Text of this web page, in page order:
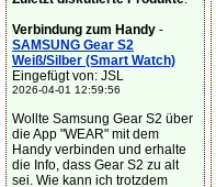
Verbindung zum Handy -
SAMSUNG Gear S2
Weiß/Silber (Smart Watch)
Eingefügt von: JSL
2026-04-01 12:59:56
Wollte Samsung Gear S2 über
die App "WEAR" mit dem
Handy verbinden und erhalte
die Info, dass Gear S2 zu alt
sei. Wie kann ich trotzdem